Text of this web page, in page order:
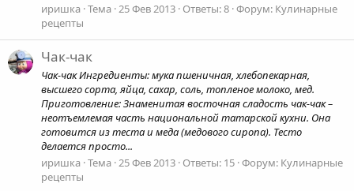
иришка Тема 25 Фев 2013 Ответы: 8 Форум: Кулинарные
рецепты
Чак-чак
Чак-чак Ингредиенты: мука пшеничная, хлебопекарная,
высшего сорта, яйца, сахар, соль, топленое молоко, мед.
Приготовление: Знаменитая восточная сладость чак-чак –
неотъемлемая часть национальной татарской кухни. Она
готовится из теста и меда (медового сиропа). Тесто
делается просто...
иришка Тема 25 Фев 2013 Ответы: 15 Форум: Кулинарные
рецепты